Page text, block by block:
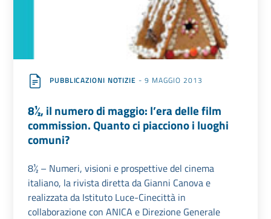
PUBBLICAZIONI NOTIZIE - 9 MAGGIO 2013
8½, il numero di maggio: l’era delle film
commission. Quanto ci piacciono i luoghi
comuni?
8½ – Numeri, visioni e prospettive del cinema
italiano, la rivista diretta da Gianni Canova e
realizzata da Istituto Luce-Cinecittà in
collaborazione con ANICA e Direzione Generale